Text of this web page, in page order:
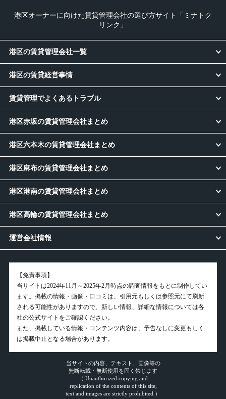
港区オーナーに向けた賃貸管理会社の選び方サイト「ミナトク
リンク」
港区の賃貸管理会社一覧
港区の賃貸経営事情
賃貸管理でよくあるトラブル
港区赤坂の賃貸管理会社まとめ
港区六本木の賃貸管理会社まとめ
港区麻布の賃貸管理会社まとめ
港区港南の賃貸管理会社まとめ
港区高輪の賃貸管理会社まとめ
運営会社情報
【免責事項】
当サイトは2024年11月～2025年2月時点の調査情報をもとに制作してい
ます。掲載の情報・画像・口コミは、引用元もしくは参照元にて刷新
される可能性がありますので、新しい情報、詳細な情報については各
社の公式サイトをご確認ください。
また、掲載している情報・コンテンツ内容は、予告なしに変更もしく
は掲載中止となる場合があります。
当サイトの内容、テキスト、画像等の
無断転載・無断使用を固く禁じます
（ Unauthorized copying and
replication of the contents of this site,
text and images are strictly prohibited.）